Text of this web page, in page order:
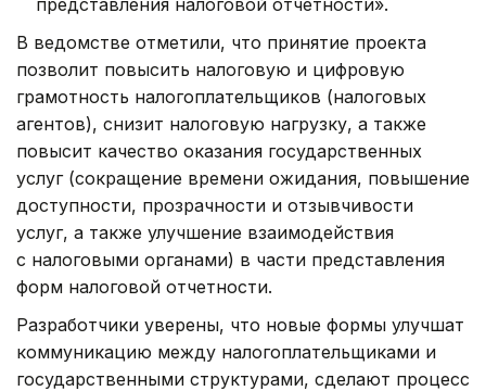
В ведомстве отметили, что принятие проекта
позволит повысить налоговую и цифровую
грамотность налогоплательщиков (налоговых
агентов), снизит налоговую нагрузку, а также
повысит качество оказания государственных
услуг (сокращение времени ожидания, повышение
доступности, прозрачности и отзывчивости
услуг, а также улучшение взаимодействия
с налоговыми органами) в части представления
форм налоговой отчетности.
Разработчики уверены, что новые формы улучшат
коммуникацию между налогоплательщиками и
государственными структурами, сделают процесс